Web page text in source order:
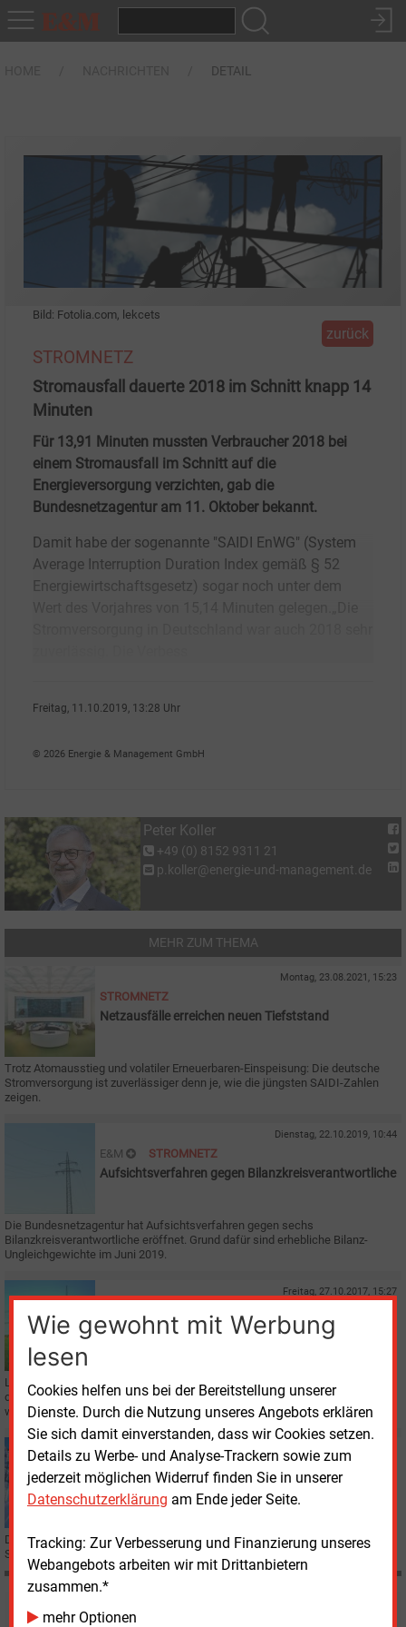
DETAIL
Wie gewohnt mit Werbung
lesen
Cookies helfen uns bei der Bereitstellung unserer
Dienste. Durch die Nutzung unseres Angebots erklären
Sie sich damit einverstanden, dass wir Cookies setzen.
Details zu Werbe- und Analyse-Trackern sowie zum
jederzeit möglichen Widerruf finden Sie in unserer
Datenschutzerklärung am Ende jeder Seite.
Tracking: Zur Verbesserung und Finanzierung unseres
Webangebots arbeiten wir mit Drittanbietern
zusammen.*
mehr Optionen
Bild: Fotolia.com, lekcets
zurück
STROMNETZ
Stromausfall dauerte 2018 im Schnitt knapp 14
Minuten
Für 13,91 Minuten mussten Verbraucher 2018 bei
einem Stromausfall im Schnitt auf die
Energieversorgung verzichten, gab die
Bundesnetzagentur am 11. Oktober bekannt.
Damit habe der sogenannte "SAIDI EnWG" (System
Average Interruption Duration Index gemäß § 52
Energiewirtschaftsgesetz) sogar noch unter dem
Freitag, 11.10.2019, 13:28 Uhr
© 2026 Energie & Management GmbH
Peter Koller
+49 (0) 8152 9311 21
p.koller@energie-und-management.de
MEHR ZUM THEMA
Montag, 23.08.2021, 15:23
STROMNETZ
Netzausfälle erreichen neuen Tiefststand
Trotz Atomausstieg und volatiler Erneuerbaren-Einspeisung: Die deutsche
Stromversorgung ist zuverlässiger denn je, wie die jüngsten SAIDI-Zahlen
zeigen.
Dienstag, 22.10.2019, 10:44
E&M STROMNETZ
Aufsichtsverfahren gegen Bilanzkreisverantwortliche
Die Bundesnetzagentur hat Aufsichtsverfahren gegen sechs
Bilanzkreisverantwortliche eröffnet. Grund dafür sind erhebliche Bilanz-
Ungleichgewichte im Juni 2019.
Freitag, 27.10.2017, 15:27
Kürzere Ausfallzeiten im Stromnetz
Laut dem VDE Verband der Elektrotechnik Elektronik Informationstechnik ist
die durchschnittliche Strom-Unterbrechungsdauer im vergangenen Jahr
weiter gesunken.
Mittwoch, 13.09.2017, 16:23
STROMNETZ
Versorgungssicherheit nach Bundesländern
Die Bundesnetzagentur wird künftig die Daten zur Unterbrechungsdauer der
Stromversorgung für jedes Bundesland separat veröffentlichen.
Möchten Sie diese und